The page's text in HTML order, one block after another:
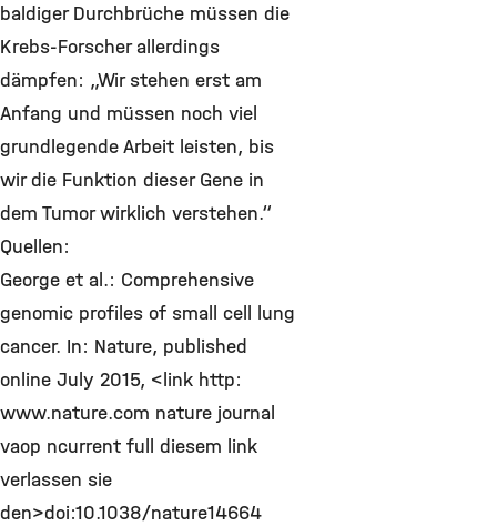
baldiger Durchbrüche müssen die
Krebs-Forscher allerdings
dämpfen: „Wir stehen erst am
Anfang und müssen noch viel
grundlegende Arbeit leisten, bis
wir die Funktion dieser Gene in
dem Tumor wirklich verstehen.“
Quellen:
George et al.: Comprehensive
genomic profiles of small cell lung
cancer. In: Nature, published
online July 2015, <link http:
www.nature.com nature journal
vaop ncurrent full diesem link
verlassen sie
den>doi:10.1038/nature14664